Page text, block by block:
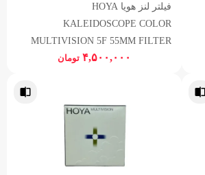
فیلتر لنز هویا HOYA
KALEIDOSCOPE COLOR
MULTIVISION 5F 55MM FILTER
۴,۵۰۰,۰۰۰ تومان